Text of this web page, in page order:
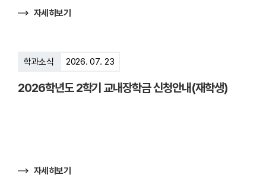
자세히보기
학과소식 2026. 07. 23
2026학년도 2학기 교내장학금 신청안내(재학생)
자세히보기